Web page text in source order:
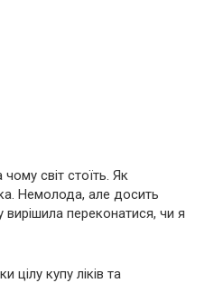
світ стоїть. Як
Немолода, але досить
вирішила переконатися, чи я
цілу купу ліків та